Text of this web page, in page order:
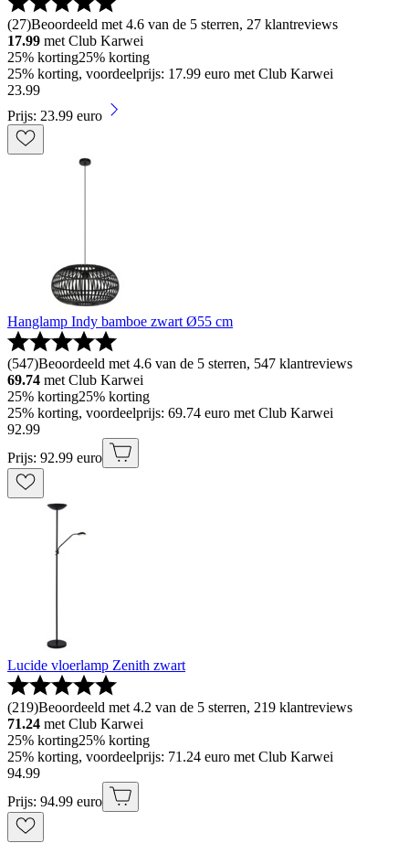
(27)Beoordeeld met 4.6 van de 5 sterren, 27 klantreviews
17.99 met Club Karwei
25% korting25% korting
25% korting, voordeelprijs: 17.99 euro met Club Karwei
23.99
Prijs: 23.99 euro
Hanglamp Indy bamboe zwart Ø55 cm
(547)Beoordeeld met 4.6 van de 5 sterren, 547 klantreviews
69.74 met Club Karwei
25% korting25% korting
25% korting, voordeelprijs: 69.74 euro met Club Karwei
92.99
Prijs: 92.99 euro
Lucide vloerlamp Zenith zwart
(219)Beoordeeld met 4.2 van de 5 sterren, 219 klantreviews
71.24 met Club Karwei
25% korting25% korting
25% korting, voordeelprijs: 71.24 euro met Club Karwei
94.99
Prijs: 94.99 euro